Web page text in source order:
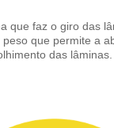
que faz o giro das
que permite a
das lâminas.